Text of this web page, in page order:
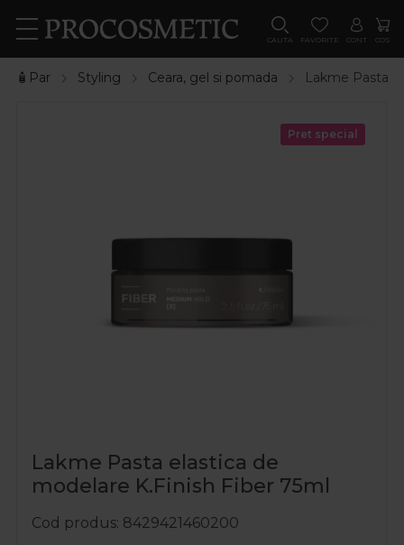
CAUTA FAVORITE CONT COS
🧴Par Styling Ceara, gel si pomada Lakme Pasta
Pret special
Lakme Pasta elastica de
modelare K.Finish Fiber 75ml
Cod produs 8429421460200